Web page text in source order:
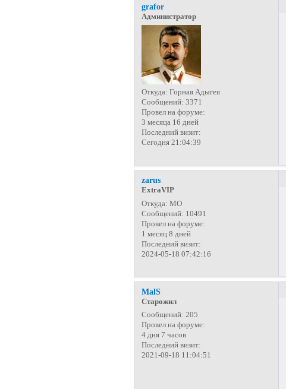
grafor
Администратор
Откуда: Горная Адыгея
Сообщений: 3371
Провел на форуме:
3 месяца 16 дней
Последний визит:
Сегодня 21:04:39
zarus
ExtraVIP
Откуда: МО
Сообщений: 10491
Провел на форуме:
1 месяц 8 дней
Последний визит:
2024-05-18 07:42:16
MalS
Старожил
Сообщений: 205
Провел на форуме:
4 дня 7 часов
Последний визит:
2021-09-18 11:04:51